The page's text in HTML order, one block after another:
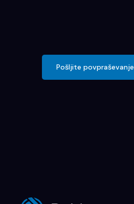
Pošljite povpraševanje